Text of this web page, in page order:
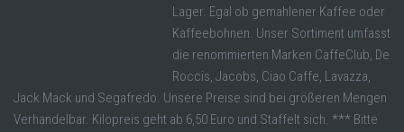
Lager. Egal ob gemahlener Kaffee oder
Kaffeebohnen. Unser Sortiment umfasst
die renommierten Marken CaffeClub, De
Roccis, Jacobs, Ciao Caffe, Lavazza,
Jack Mack und Segafredo. Unsere Preise sind bei größeren Mengen
Verhandelbar. Kilopreis geht ab 6,50 Euro und Staffelt sich. *** Bitte